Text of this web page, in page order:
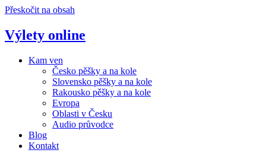
Přeskočit na obsah
Výlety online
Kam ven
Česko pěšky a na kole
Slovensko pěšky a na kole
Rakousko pěšky a na kole
Evropa
Oblasti v Česku
Audio průvodce
Blog
Kontakt